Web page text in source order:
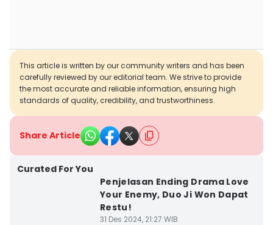
This article is written by our community writers and has been
carefully reviewed by our editorial team. We strive to provide
the most accurate and reliable information, ensuring high
standards of quality, credibility, and trustworthiness.
Share Article
Curated For You
Penjelasan Ending Drama Love
Your Enemy, Duo Ji Won Dapat
Restu!
31 Des 2024, 21:27 WIB